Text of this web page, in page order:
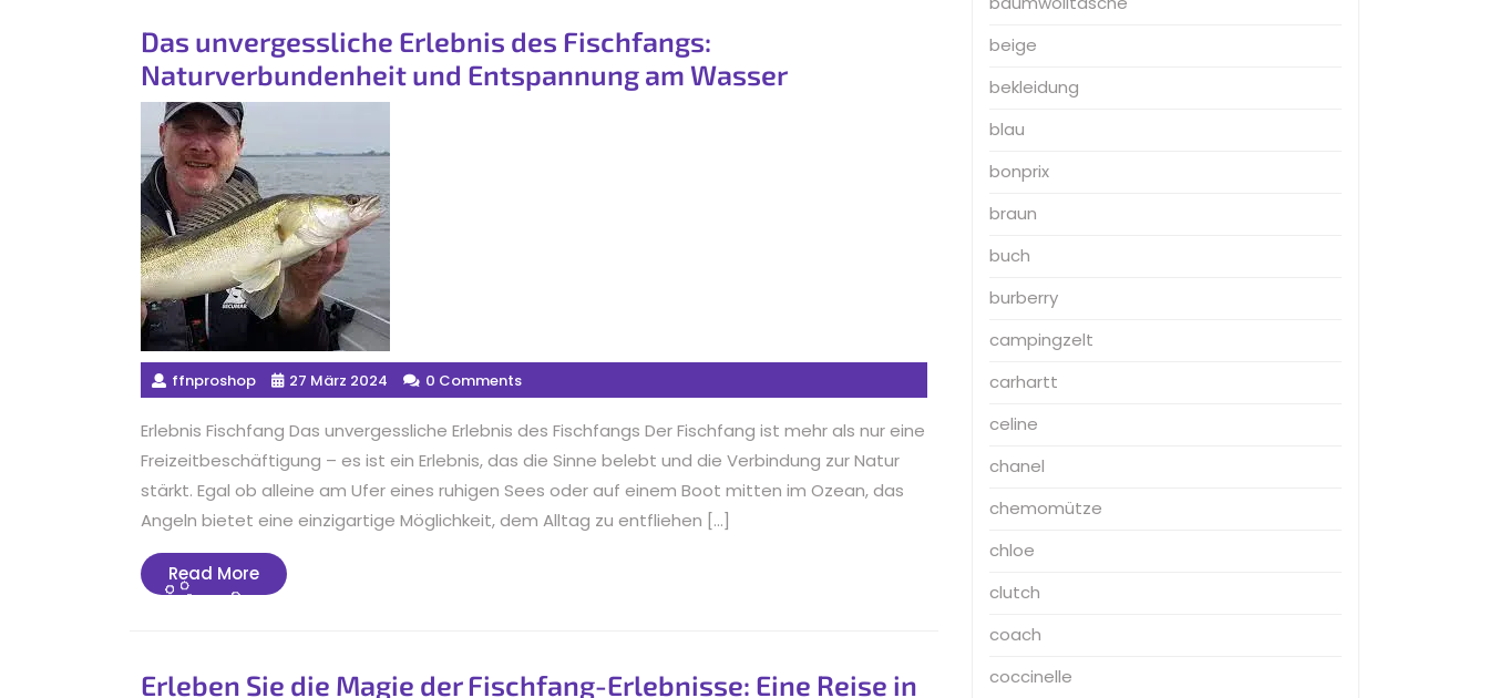
Das unvergessliche Erlebnis des Fischfangs:
Naturverbundenheit und Entspannung am Wasser
ffnproshop 27 März 2024 0 Comments
Erlebnis Fischfang Das unvergessliche Erlebnis des Fischfangs Der Fischfang ist mehr als nur eine
Freizeitbeschäftigung – es ist ein Erlebnis, das die Sinne belebt und die Verbindung zur Natur
stärkt. Egal ob alleine am Ufer eines ruhigen Sees oder auf einem Boot mitten im Ozean, das
Angeln bietet eine einzigartige Möglichkeit, dem Alltag zu entfliehen […]
Read MoreRead
More
Erleben Sie die Magie der Fischfang-Erlebnisse: Eine Reise in
beige
bekleidung
blau
bonprix
braun
buch
burberry
campingzelt
carhartt
celine
chanel
chemomütze
chloe
clutch
coach
coccinelle